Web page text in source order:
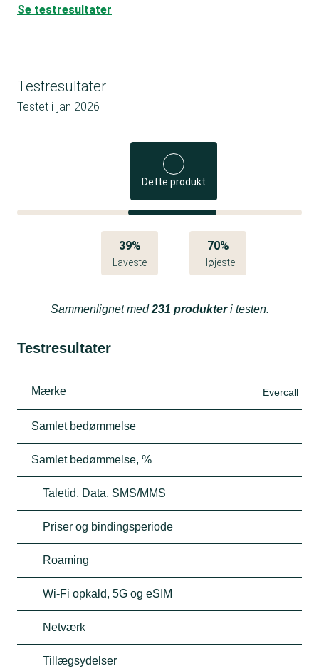
Se testresultater
Testresultater
Testet i jan 2026
Dette produkt
39%
Laveste
70%
Højeste
Sammenlignet med231 produkteri testen.
Testresultater
Mærke Evercall
Samlet bedømmelse
Samlet bedømmelse, %
Taletid, Data, SMS/MMS
Priser og bindingsperiode
Roaming
Wi-Fi opkald, 5G og eSIM
Netværk
Tillægsydelser